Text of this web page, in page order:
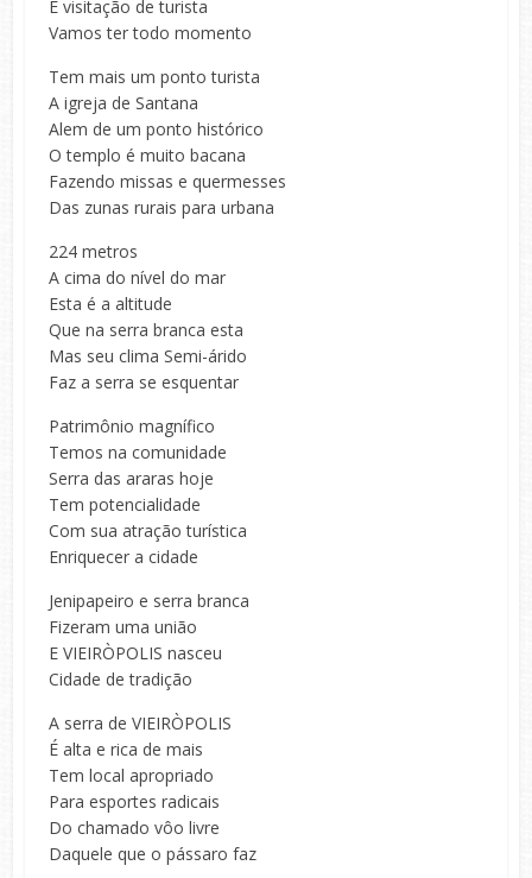
E visitação de turista
Vamos ter todo momento
Tem mais um ponto turista
A igreja de Santana
Alem de um ponto histórico
O templo é muito bacana
Fazendo missas e quermesses
Das zunas rurais para urbana
224 metros
A cima do nível do mar
Esta é a altitude
Que na serra branca esta
Mas seu clima Semi-árido
Faz a serra se esquentar
Patrimônio magnífico
Temos na comunidade
Serra das araras hoje
Tem potencialidade
Com sua atração turística
Enriquecer a cidade
Jenipapeiro e serra branca
Fizeram uma união
E VIEIRÒPOLIS nasceu
Cidade de tradição
A serra de VIEIRÒPOLIS
É alta e rica de mais
Tem local apropriado
Para esportes radicais
Do chamado vôo livre
Daquele que o pássaro faz